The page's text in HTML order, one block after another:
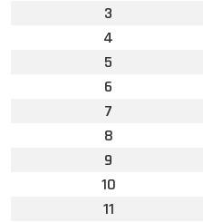
3
4
5
6
7
8
9
10
11